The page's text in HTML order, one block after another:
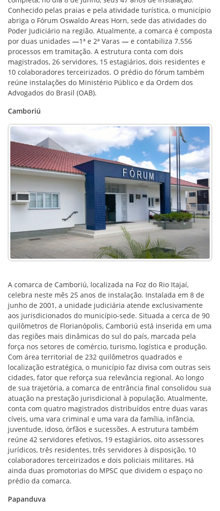
Conhecido pelas praias e pela atividade turística, o município
abriga o Fórum Oswaldo Areas Horn, sede das atividades do
Poder Judiciário na região. Atualmente, a comarca é composta
por duas unidades —1ª e 2ª Varas — e contabiliza 7.556
processos em tramitação. A estrutura conta com dois
magistrados, 26 servidores, 15 estagiários, dois residentes e
10 colaboradores terceirizados. O prédio do fórum também
reúne instalações do Ministério Público e da Ordem dos
Advogados do Brasil (OAB).
Camboriú
A comarca de Camboriú, localizada na Foz do Rio Itajaí,
celebra neste mês 25 anos de instalação. Instalada em 8 de
junho de 2001, a unidade judiciária atende exclusivamente
aos jurisdicionados do município-sede. Situada a cerca de 90
quilômetros de Florianópolis, Camboriú está inserida em uma
das regiões mais dinâmicas do sul do país, marcada pela
força nos setores de comércio, turismo, logística e produção.
Com área territorial de 232 quilômetros quadrados e
localização estratégica, o município faz divisa com outras seis
cidades, fator que reforça sua relevância regional. Ao longo
de sua trajetória, a comarca de entrância final consolidou sua
atuação na prestação jurisdicional à população. Atualmente,
conta com quatro magistrados distribuídos entre duas varas
cíveis, uma vara criminal e uma vara da família, infância,
juventude, idoso, órfãos e sucessões. A estrutura também
reúne 42 servidores efetivos, 19 estagiários, oito assessores
jurídicos, três residentes, três servidores à disposição, 10
colaboradores terceirizados e dois policiais militares. Há
ainda duas promotorias do MPSC que dividem o espaço no
prédio da comarca.
Papanduva